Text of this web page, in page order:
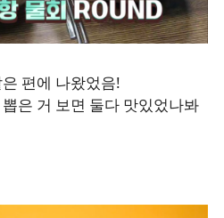
편에 나왔었음!
은 거 보면 둘다 맛있었나봐